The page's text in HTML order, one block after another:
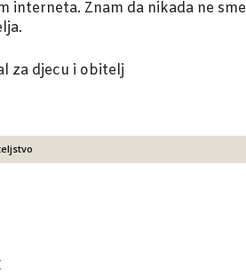
interneta. Znam da nikada ne
za djecu i obitelj